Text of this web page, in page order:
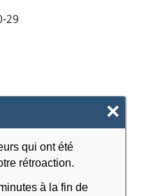
×
qui ont été
rétroaction.
à la fin de
29